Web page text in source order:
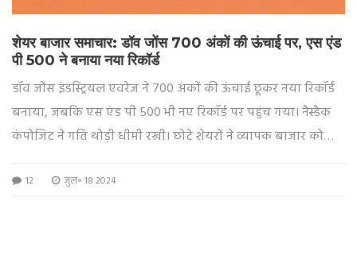
शेयर बाजार समाचार: डॉव जोंस 700 अंकों की ऊंचाई पर, एस एंड
पी 500 ने बनाया नया रिकॉर्ड
डॉव जोंस इंडस्ट्रियल एवरेज ने 700 अंकों की ऊंचाई छूकर नया रिकॉर्ड
बनाया, जबकि एस एंड पी 500 भी नए रिकॉर्ड पर पहुंच गया। नैस्डैक
कंपोजिट ने गति थोड़ी धीमी रखी। छोटे शेयरों ने व्यापक बाजार को
उम्मीद है।
12 जुल॰ 18 2024